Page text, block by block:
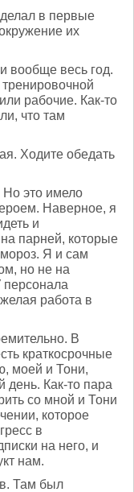
в первые
их
вообще весь год.
рабочие. Как-то
что там
Ходите обедать
это имело
Наверное, я
и
парней, которые
Я и сам
но не на
работа в
В
краткосрочные
моей и Тони,
день. Как-то пара
со мной и Тони
которое
в
на него, и
нам.
Там был